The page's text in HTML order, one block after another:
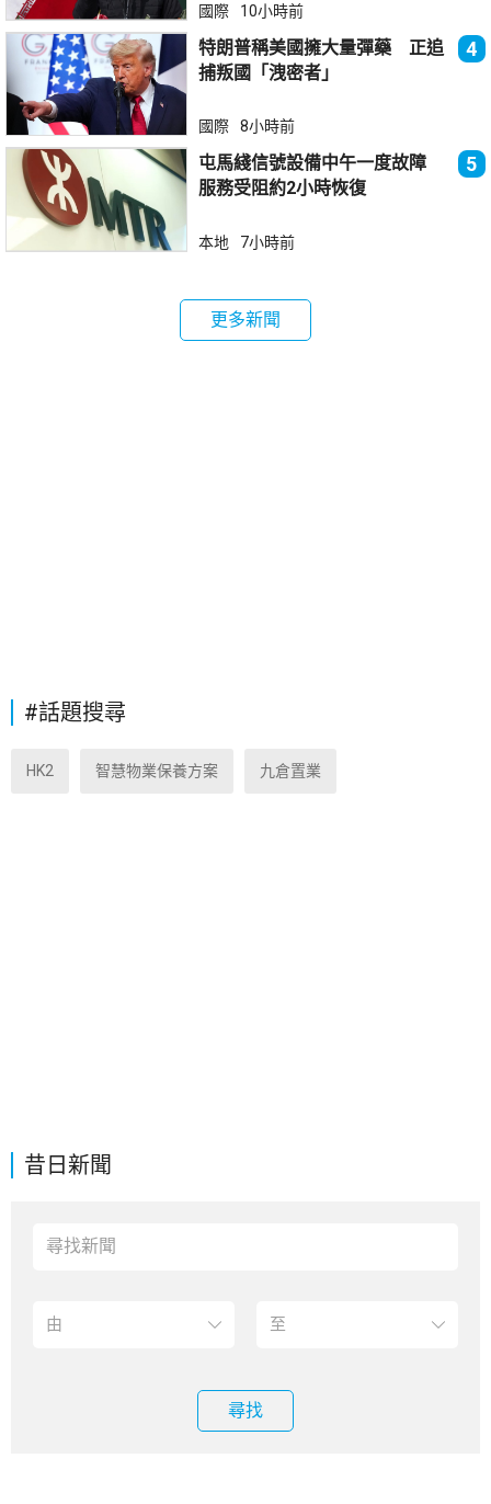
昔日新聞
尋找
國際 10小時前
特朗普稱美國擁大量彈藥 正追
捕叛國「洩密者」
4
國際 8小時前
屯馬綫信號設備中午一度故障
服務受阻約2小時恢復
5
本地 7小時前
更多新聞
#話題搜尋
HK2 智慧物業保養方案 九倉置業